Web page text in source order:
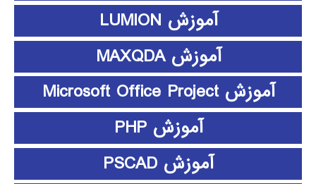
آموزش LUMION
آموزش MAXQDA
آموزش Microsoft Office Project
آموزش PHP
آموزش PSCAD